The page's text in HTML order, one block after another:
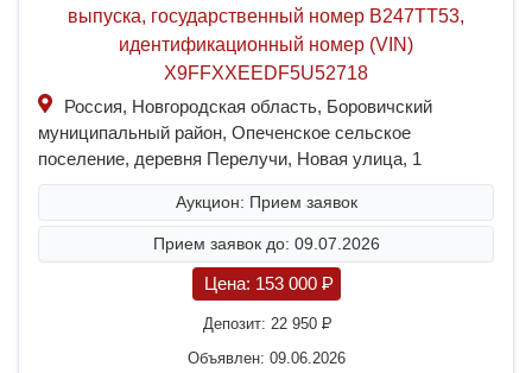
выпуска, государственный номер В247ТТ53,
идентификационный номер (VIN)
X9FFXXEEDF5U52718
Россия, Новгородская область, Боровичский
муниципальный район, Опеченское сельское
поселение, деревня Перелучи, Новая улица, 1
Аукцион: Прием заявок
Прием заявок до: 09.07.2026
Цена: 153 000 P
Депозит: 22 950P
Объявлен: 09.06.2026